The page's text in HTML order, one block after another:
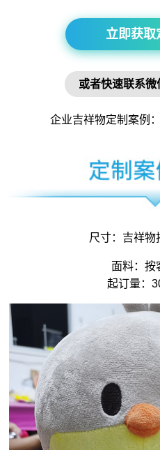
立即获取
或者快速联系微
企业吉祥物定制案例
尺寸： 吉祥物
面料：按
起订量：